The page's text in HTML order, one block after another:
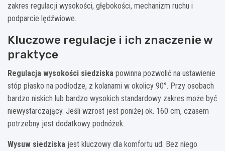
zakres regulacji wysokości, głębokości, mechanizm ruchu i
podparcie lędźwiowe.
Kluczowe regulacje i ich znaczenie w
praktyce
Regulacja wysokości siedziska powinna pozwolić na ustawienie
stóp płasko na podłodze, z kolanami w okolicy 90°. Przy osobach
bardzo niskich lub bardzo wysokich standardowy zakres może być
niewystarczający. Jeśli wzrost jest poniżej ok. 160 cm, czasem
potrzebny jest dodatkowy podnóżek.
Wysuw siedziska jest kluczowy dla komfortu ud. Bez niego